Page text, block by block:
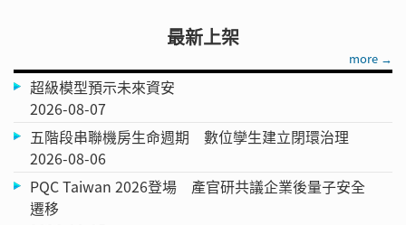
最新上架
more →
超級模型預示未來資安
2026-08-07
五階段串聯機房生命週期 數位孿生建立閉環治理
2026-08-06
PQC Taiwan 2026登場 產官研共議企業後量子安全
遷移